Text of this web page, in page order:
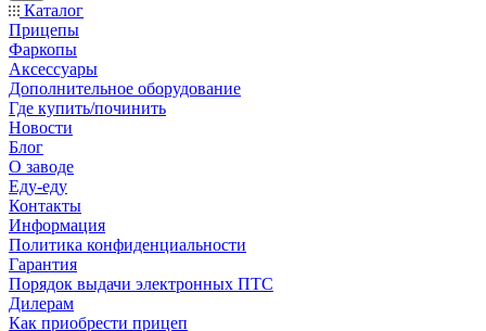
Каталог
Прицепы
Фаркопы
Аксессуары
Дополнительное оборудование
Где купить/починить
Новости
Блог
О заводе
Еду-еду
Контакты
Информация
Политика конфиденциальности
Гарантия
Порядок выдачи электронных ПТС
Дилерам
Как приобрести прицеп